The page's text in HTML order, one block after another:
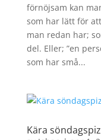
förnöjsam kan
som har lätt för
man redan har;
del. Eller; ”en
som har små...
Kära